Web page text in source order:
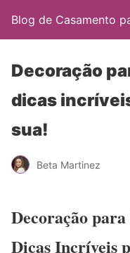
Blog de Casamento
Decoração
dicas
sua!
Beta Martinez
Decoração
Dicas Incríveis